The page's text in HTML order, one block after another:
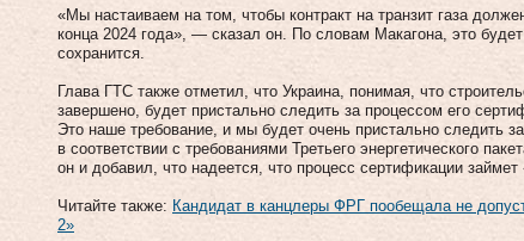
«Мы настаиваем на том, чтобы контракт на транзит газа
конца 2024 года», — сказал он. По словам Макагона, это будет
сохранится.
Глава ГТС также отметил, что Украина, понимая, что
завершено, будет пристально следить за процессом его
Это наше требование, и мы будет очень пристально следить
в соответствии с требованиями Третьего энергетического
он и добавил, что надеется, что процесс сертификации займет
Читайте также: Кандидат в канцлеры ФРГ пообещала не
2»